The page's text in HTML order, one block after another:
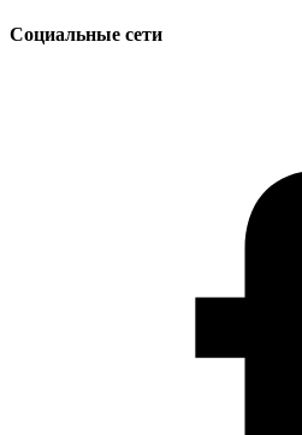
Социальные сети